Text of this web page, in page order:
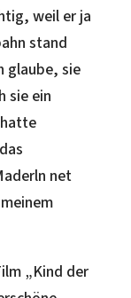
weil er ja
stand
glaube, sie
sie ein
net
„Kind der